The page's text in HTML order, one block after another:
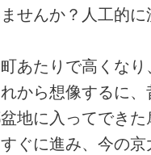
せんか？人工的
あたりで高くな
から想像するに
地に入ってでき
ぐに進み、今の